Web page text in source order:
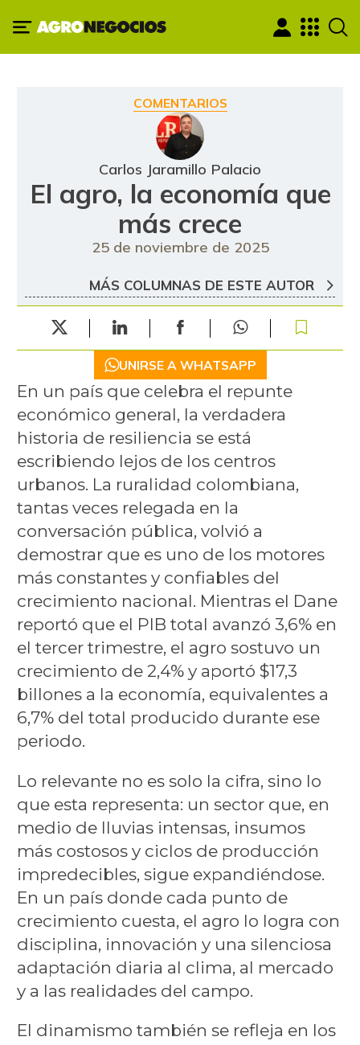
COMENTARIOS
Carlos Jaramillo Palacio
El agro, la economía que
más crece
25 de noviembre de 2025
MÁS COLUMNAS DE ESTE AUTOR
UNIRSE A WHATSAPP
En un país que celebra el repunte
económico general, la verdadera
historia de resiliencia se está
escribiendo lejos de los centros
urbanos. La ruralidad colombiana,
tantas veces relegada en la
conversación pública, volvió a
demostrar que es uno de los motores
más constantes y confiables del
crecimiento nacional. Mientras el Dane
reportó que el PIB total avanzó 3,6% en
el tercer trimestre, el agro sostuvo un
crecimiento de 2,4% y aportó $17,3
billones a la economía, equivalentes a
6,7% del total producido durante ese
periodo.
Lo relevante no es solo la cifra, sino lo
que esta representa: un sector que, en
medio de lluvias intensas, insumos
más costosos y ciclos de producción
impredecibles, sigue expandiéndose.
En un país donde cada punto de
crecimiento cuesta, el agro lo logra con
disciplina, innovación y una silenciosa
adaptación diaria al clima, al mercado
y a las realidades del campo.
El dinamismo también se refleja en los